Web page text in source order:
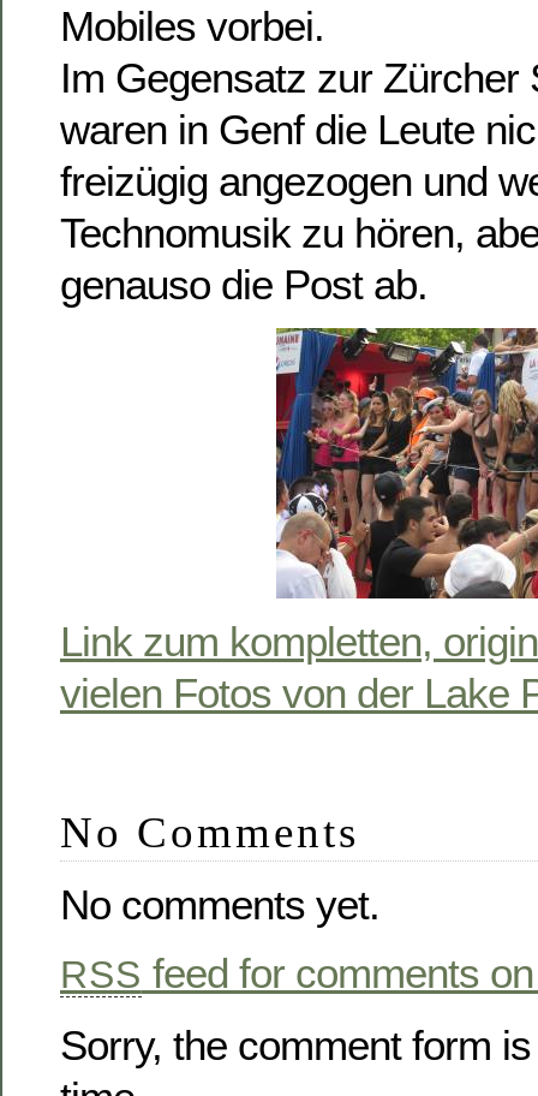
Mobiles vorbei.
Im Gegensatz zur Zürcher
waren in Genf die Leute
freizügig angezogen und
Technomusik zu hören,
genauso die Post ab.
Link zum kompletten,
vielen Fotos von der Lake
No Comments
No comments yet.
RSS feed for comments
Sorry, the comment form